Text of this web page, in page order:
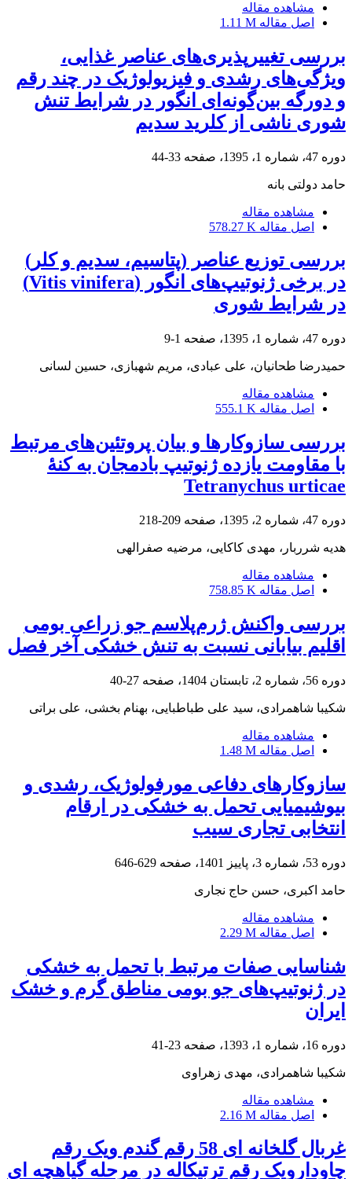
مشاهده مقاله
اصل مقاله 1.11 M
بررسی تغییرپذیری‌های عناصر غذایی،
ویژگی‌های رشدی و فیزیولوژیک در چند رقم
و دورگه بین‌گونه‌ای انگور در شرایط تنش
شوری ناشی از کلرید سدیم
دوره 47، شماره 1، 1395، صفحه 33-44
حامد دولتی بانه
مشاهده مقاله
اصل مقاله 578.27 K
بررسی توزیع عناصر (پتاسیم، سدیم و کلر)
در برخی ژنوتیپ‌های انگور (Vitis vinifera)
در شرایط شوری
دوره 47، شماره 1، 1395، صفحه 1-9
حمیدرضا طحانیان، علی عبادی، مریم شهبازی، حسین لسانی
مشاهده مقاله
اصل مقاله 555.1 K
بررسی سازوکارها و بیان پروتئین‌های مرتبط
با مقاومت یازده ژنوتیپ بادمجان به کنۀ
Tetranychus urticae
دوره 47، شماره 2، 1395، صفحه 209-218
هدیه شرربار، مهدی کاکایی، مرضیه صفرالهی
مشاهده مقاله
اصل مقاله 758.85 K
بررسی واکنش ژرم‌پلاسم جو زراعی بومی
اقلیم بیابانی نسبت به تنش خشکی آخر فصل
دوره 56، شماره 2، تابستان 1404، صفحه 27-40
شکیبا شاهمرادی، سید علی طباطبایی، بهنام بخشی، علی براتی
مشاهده مقاله
اصل مقاله 1.48 M
سازوکارهای دفاعی مورفولوژیک، رشدی و
بیوشیمیایی تحمل به خشکی در ارقام
انتخابی تجاری سیب
دوره 53، شماره 3، پاییز 1401، صفحه 629-646
حامد اکبری، حسن حاج نجاری
مشاهده مقاله
اصل مقاله 2.29 M
شناسایی صفات مرتبط با تحمل به خشکی
در ژنوتیپ‌های جو بومی مناطق گرم و خشک
ایران
دوره 16، شماره 1، 1393، صفحه 23-41
شکیبا شاهمرادی، مهدی زهراوی
مشاهده مقاله
اصل مقاله 2.16 M
غربال گلخانه ای 58 رقم گندم ویک رقم
چاودارویک رقم ترتیکاله در مرحله گیاهچه ای